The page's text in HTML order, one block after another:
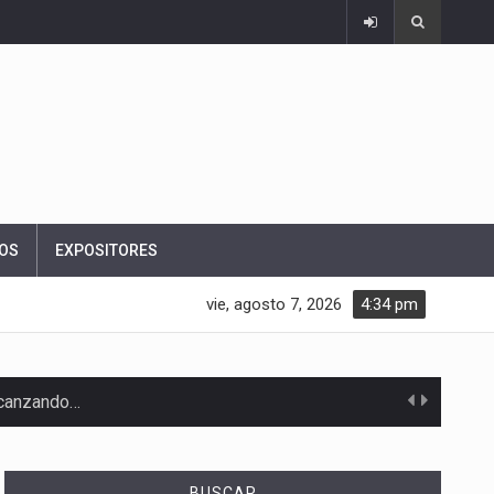
EXPOSITORES
4:34 pm
vie, agosto 7, 2026